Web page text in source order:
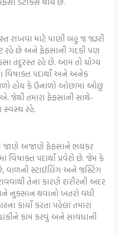
રાખવા માટે પાણી બહુ જ જરૂરી
રહે છે અને ફેફસાની ગંદકી પણ
તંદુરસ્ત રહે છે. આમ તો યોગ્ય
વિષાક્ત પદાર્થો અને અનેક
હોય કે ઉનાળો ઓછામાં ઓછું
જેથી તમારા ફેફસાની સાથે-
રહે.
જાણે અજાણે ફેફસાને ભયંકર
પદાર્થો પ્રવેશે છે. જેમ કે
વાળની સ્ટાઈલિંગ અને જસ્ટિંગ
તેના કારણે શરીરની અંદર
નુકસાન થવાનો ખતરો વધી
કાર્યો કરતા પહેલાં તમારા
કામ કરવું અને સાવધાની